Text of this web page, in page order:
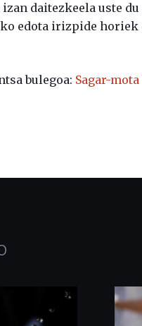
daitezkeela uste
edota irizpide horiek
bulegoa: Sagar-